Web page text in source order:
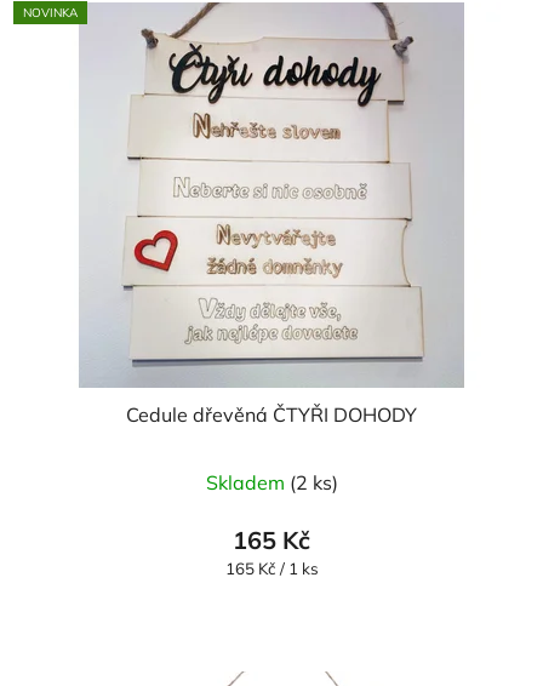
NOVINKA
Cedule dřevěná ČTYŘI DOHODY
Skladem (2 ks)
165 Kč
Měrná
165 Kč / 1 ks